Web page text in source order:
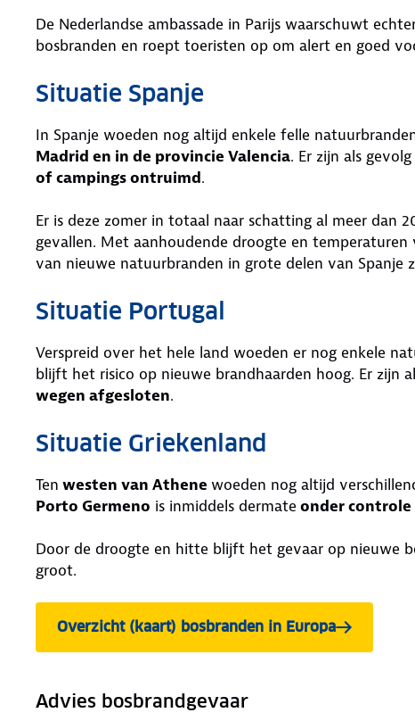
De Nederlandse ambassade in Parijs waarschuwt
bosbranden en roept toeristen op om alert en goed
Situatie Spanje
In Spanje woeden nog altijd enkele felle
Madrid en in de provincie Valencia. Er zijn als
of campings ontruimd.
Er is deze zomer in totaal naar schatting al meer dan
gevallen. Met aanhoudende droogte en
van nieuwe natuurbranden in grote delen van Spanje
Situatie Portugal
Verspreid over het hele land woeden er nog enkele
blijft het risico op nieuwe brandhaarden hoog. Er zijn
wegen afgesloten.
Situatie Griekenland
Ten westen van Athene woeden nog altijd
Porto Germeno is inmiddels dermateonder controle
Door de droogte en hitte blijft het gevaar op nieuwe
groot.
Overzicht (kaart) bosbranden in Europa
Advies bosbrandgevaar